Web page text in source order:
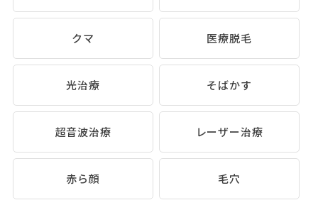
クマ 医療脱毛
光治療 そばかす
超音波治療 レーザー治療
赤ら顔 毛穴